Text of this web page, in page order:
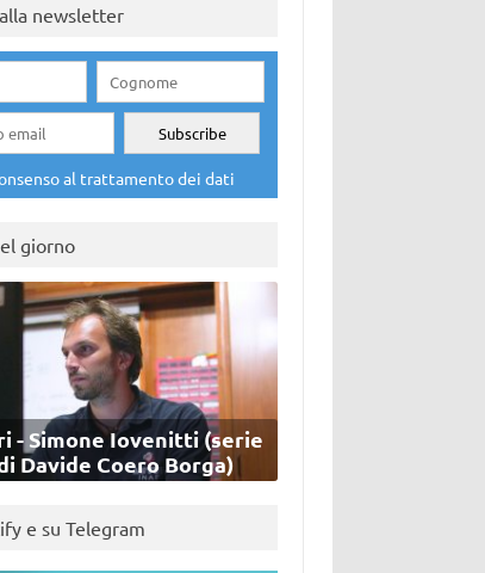
newsletter
al trattamento dei dati
giorno
- Simone Iovenitti (serie
Davide Coero Borga)
e su Telegram